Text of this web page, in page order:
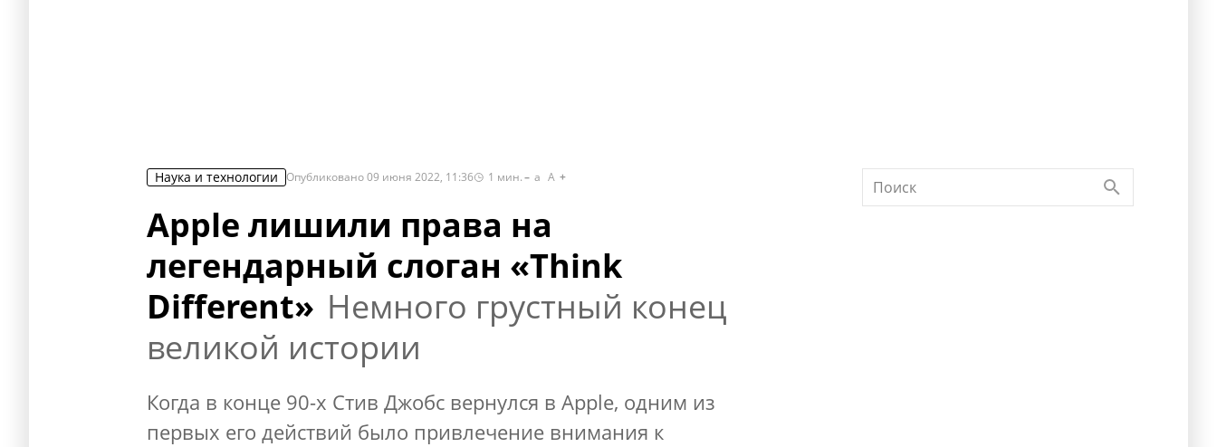
Наука и технологии Опубликовано09 июня 2022, 11:36 1 мин. a A
Apple лишили права на
легендарный слоган «Think
Different» Немного грустный конец
великой истории
Когда в конце 90-х Стив Джобс вернулся в Apple, одним из
первых его действий было привлечение внимания к